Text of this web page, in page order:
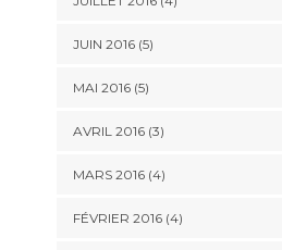
JUIN 2016(5)
MAI 2016(5)
AVRIL 2016(3)
MARS 2016(4)
FÉVRIER 2016(4)